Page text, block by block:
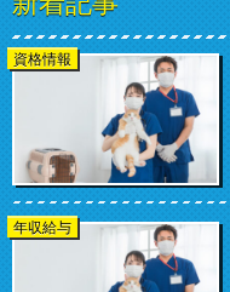
資格情報
年収給与